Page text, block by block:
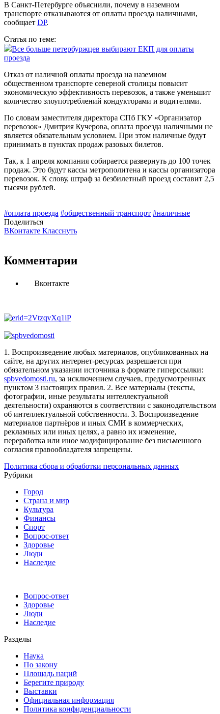
В Санкт-Петербурге объяснили, почему в наземном
транспорте отказываются от оплаты проезда наличными,
сообщает DP.
Статья по теме:
Все больше петербуржцев выбирают ЕКП для оплаты
проезда
Отказ от наличной оплаты проезда на наземном
общественном транспорте северной столицы повысит
экономическую эффективность перевозок, а также уменьшит
количество злоупотреблений кондукторами и водителями.
По словам заместителя директора СПб ГКУ «Организатор
перевозок» Дмитрия Кучерова, оплата проезда наличными не
является обязательным условием. При этом наличные будут
принимать в пунктах продаж разовых билетов.
Так, к 1 апреля компания собирается развернуть до 100 точек
продаж. Это будут кассы метрополитена и кассы организатора
перевозок. К слову, штраф за безбилетный проезд составит 2,5
тысячи рублей.
#оплата проезда #общественный транспорт #наличные
Поделиться
ВКонтакте Класснуть
Комментарии
Вконтакте
1. Воспроизведение любых материалов, опубликованных на
сайте, на других интернет-ресурсах разрешается при
обязательном указании источника в формате гиперссылки:
spbvedomosti.ru, за исключением случаев, предусмотренных
пунктом 3 настоящих правил. 2. Все материалы (тексты,
фотографии, иные результаты интеллектуальной
деятельности) охраняются в соответствии с законодательством
об интеллектуальной собственности. 3. Воспроизведение
материалов партнёров и иных СМИ в коммерческих,
рекламных или иных целях, а равно их изменение,
переработка или иное модифицирование без письменного
согласия правообладателя запрещены.
Политика сбора и обработки персональных данных
Рубрики
Город
Страна и мир
Культура
Финансы
Спорт
Вопрос-ответ
Здоровье
Люди
Наследие
Вопрос-ответ
Здоровье
Люди
Наследие
Разделы
Наука
По закону
Площадь наций
Берегите природу
Выставки
Официальная информация
Политика конфиденциальности